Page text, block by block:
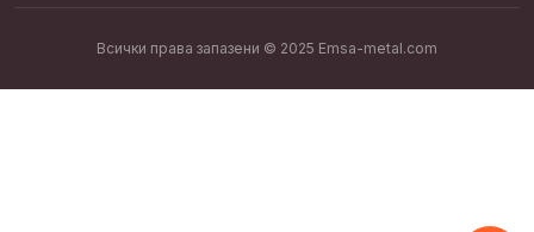
Всички права запазени © 2025 Emsa-metal.com